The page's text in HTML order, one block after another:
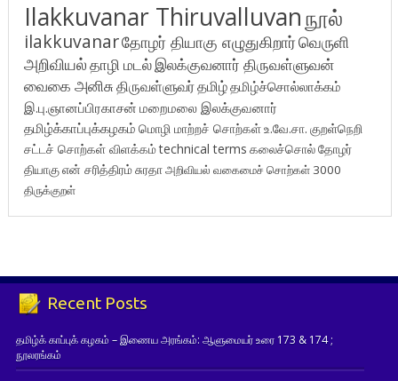
Ilakkuvanar Thiruvalluvanநூல்
ilakkuvanarதோழர் தியாகு எழுதுகிறார்வெருளி
அறிவியல்தாழி மடல்இலக்குவனார் திருவள்ளுவன்
வைகை அனிசுதிருவள்ளுவர்தமிழ்தமிழ்ச்சொல்லாக்கம்
இ.பு.ஞானப்பிரகாசன் மறைமலை இலக்குவனார்
தமிழ்க்காப்புக்கழகம் மொழி மாற்றச் சொற்கள்உ.வே.சா. குறள்நெறி
சட்டச் சொற்கள் விளக்கம்technical terms கலைச்சொல்தோழர்
தியாகுஎன் சரித்திரம்சுரதாஅறிவியல் வகைமைச் சொற்கள் 3000
திருக்குறள்
Recent Posts
தமிழ்க் காப்புக் கழகம் – இணைய அரங்கம்: ஆளுமையர் உரை 173 & 174 ;
நூலரங்கம்